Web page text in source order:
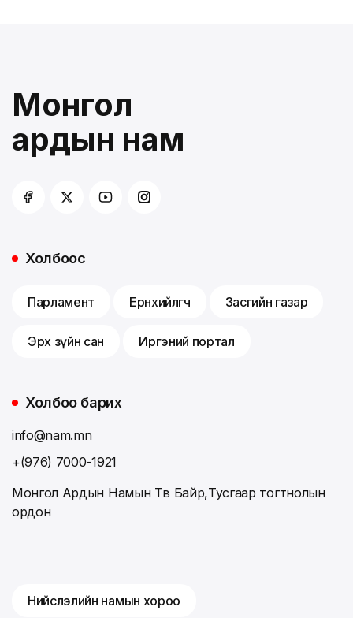
Монгол
ардын нам
Холбоос
Парламент Ерөнхийлөгч Засгийн газар
Эрх зүйн сан Иргэний портал
Холбоо барих
info@nam.mn
+(976) 7000-1921
Монгол Ардын Намын Төв Байр,Тусгаар тогтнолын
ордон
Нийслэлийн намын хороо